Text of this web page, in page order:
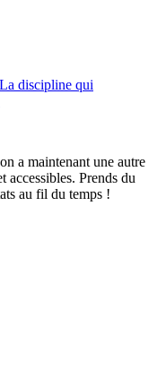
discipline qui
a maintenant une autre
accessibles. Prends du
au fil du temps !